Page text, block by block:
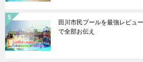
田川市民プールを最強レビュ
で全部お伝え